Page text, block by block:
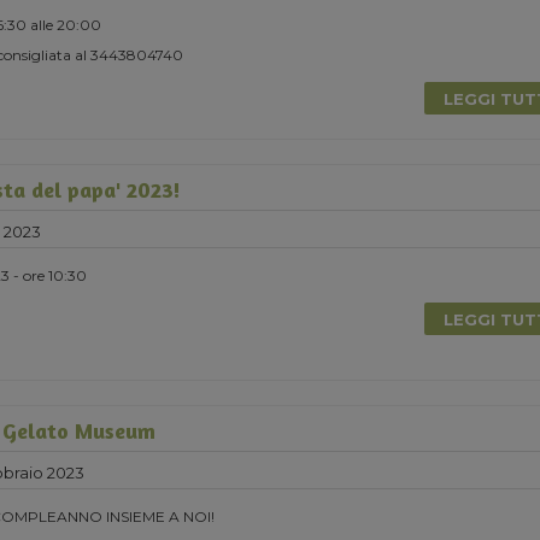
alle 20:00
al 3443804740
LEGGI
del papa' 2023!
- ore 10:30
LEGGI
Museum
2023
INSIEME A NOI!